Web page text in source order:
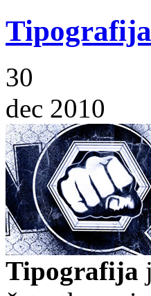
30
dec 2010
Tipografija